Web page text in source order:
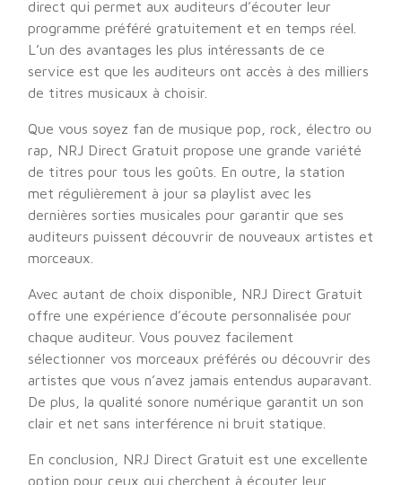
direct qui permet aux auditeurs d’écouter leur
programme préféré gratuitement et en temps réel.
L’un des avantages les plus intéressants de ce
service est que les auditeurs ont accès à des milliers
de titres musicaux à choisir.
Que vous soyez fan de musique pop, rock, électro ou
rap, NRJ Direct Gratuit propose une grande variété
de titres pour tous les goûts. En outre, la station
met régulièrement à jour sa playlist avec les
dernières sorties musicales pour garantir que ses
auditeurs puissent découvrir de nouveaux artistes et
morceaux.
Avec autant de choix disponible, NRJ Direct Gratuit
offre une expérience d’écoute personnalisée pour
chaque auditeur. Vous pouvez facilement
sélectionner vos morceaux préférés ou découvrir des
artistes que vous n’avez jamais entendus auparavant.
De plus, la qualité sonore numérique garantit un son
clair et net sans interférence ni bruit statique.
En conclusion, NRJ Direct Gratuit est une excellente
option pour ceux qui cherchent à écouter leur